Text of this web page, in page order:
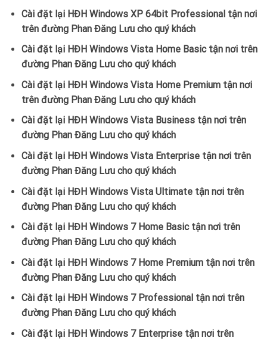
Cài đặt lại HĐH Windows XP 64bit Professional tận nơi
trên đường Phan Đăng Lưu cho quý khách
Cài đặt lại HĐH Windows Vista Home Basic tận nơi trên
đường Phan Đăng Lưu cho quý khách
Cài đặt lại HĐH Windows Vista Home Premium tận nơi
trên đường Phan Đăng Lưu cho quý khách
Cài đặt lại HĐH Windows Vista Business tận nơi trên
đường Phan Đăng Lưu cho quý khách
Cài đặt lại HĐH Windows Vista Enterprise tận nơi trên
đường Phan Đăng Lưu cho quý khách
Cài đặt lại HĐH Windows Vista Ultimate tận nơi trên
đường Phan Đăng Lưu cho quý khách
Cài đặt lại HĐH Windows 7 Home Basic tận nơi trên
đường Phan Đăng Lưu cho quý khách
Cài đặt lại HĐH Windows 7 Home Premium tận nơi trên
đường Phan Đăng Lưu cho quý khách
Cài đặt lại HĐH Windows 7 Professional tận nơi trên
đường Phan Đăng Lưu cho quý khách
Cài đặt lại HĐH Windows 7 Enterprise tận nơi trên